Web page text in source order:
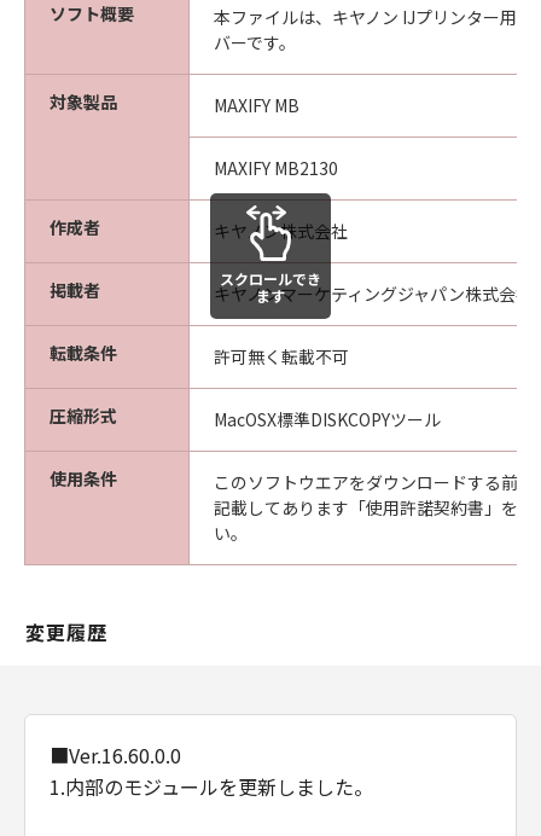
ソフト概要
本ファイルは、キヤノン IJプリンター用
バーです。
対象製品 MAXIFY MB
MAXIFY MB2130
作成者 キヤノン株式会社
掲載者 キヤノンマーケティングジャパン株式会社
転載条件 許可無く転載不可
圧縮形式 MacOSX標準DISKCOPYツール
使用条件
このソフトウエアをダウンロードする前
記載してあります「使用許諾契約書」を
い。
スクロールでき
ます
変更履歴
■Ver.16.60.0.0
1.内部のモジュールを更新しました。